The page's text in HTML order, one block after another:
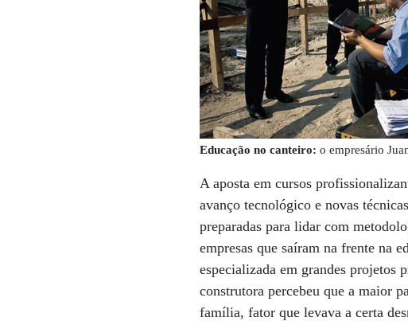
Educação no canteiro:o empresário
A aposta em cursos
avanço tecnológico e novas
preparadas para lidar com
empresas que saíram na frente na
especializada em grandes projetos
construtora percebeu que a maior
família, fator que levava a certa